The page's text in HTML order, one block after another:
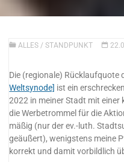
ALLES / STANDPUNKT
Die (regionale) Rücklaufquote
Weltsynode] ist ein
2022 in meiner Stadt mit einer
die Werbetrommel für die
mäßig (nur der ev.-luth.
geäußert), wenigstens meine
korrekt und damit vorbildlich